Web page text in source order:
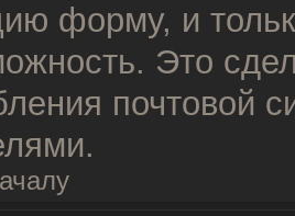
форму, и
Это
почтовой